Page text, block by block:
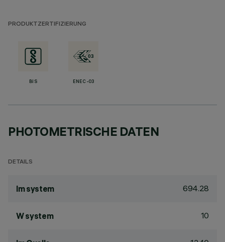
PRODUKTZERTIFIZIERUNG
BIS ENEC-03
PHOTOMETRISCHE DATEN
DETAILS
lm system 694.28
W system 10